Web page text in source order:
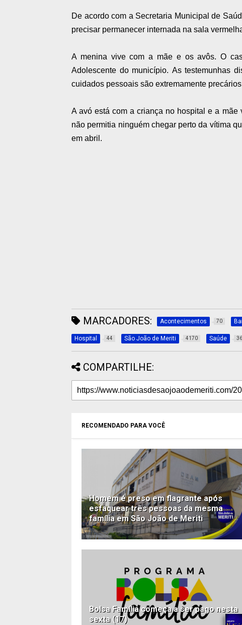
De acordo com a Secretaria Municipal de
precisar permanecer internada na sala
A menina vive com a mãe e os avôs.O
Adolescente do município. As testemunhas
cuidados pessoais são extremamente
A avó está com a criança no hospital e a
não permitia ninguém chegar perto da vítima
em abril.
MARCADORES: Acontecimentos 70
Hospital 44 São João de Meriti 4170 Saúde
COMPARTILHE:
RECOMENDADO PARA VOCÊ
Homem é preso em flagrante após
esfaquear três pessoas da mesma
família em São João de Meriti
Bolsa Família começa a ser pago nesta
sexta (17)